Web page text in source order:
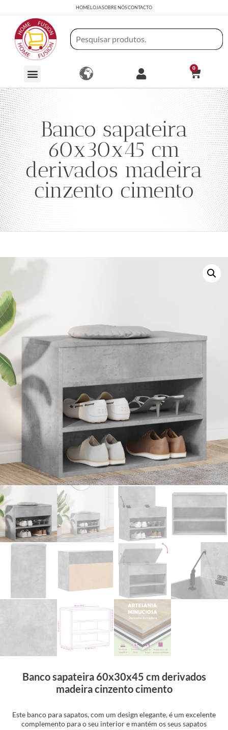
HOMELOJASOBRE NÓSCONTACTO
0
Banco sapateira
60x30x45 cm
derivados madeira
cinzento cimento
Banco sapateira 60x30x45 cm derivados
madeira cinzento cimento
Este banco para sapatos, com um design elegante, é um excelente
complemento para o seu interior e mantém os seus sapatos